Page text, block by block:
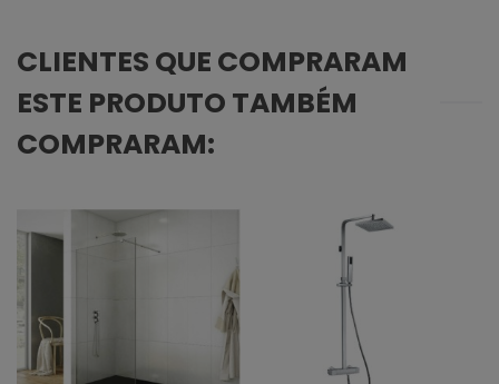
CLIENTES QUE COMPRARAM
ESTE PRODUTO TAMBÉM
COMPRARAM: